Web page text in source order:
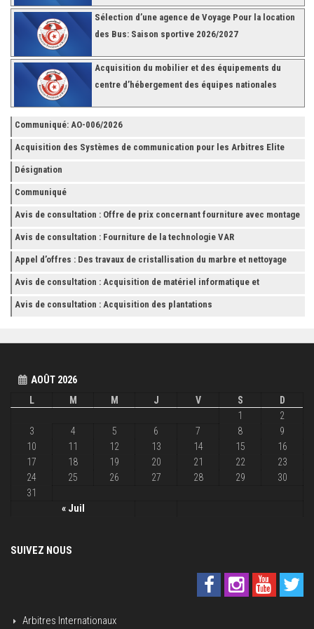
Sélection d’une agence de Voyage Pour la location
des Bus: Saison sportive 2026/2027
Acquisition du mobilier et des équipements du
centre d’hébergement des équipes nationales
Communiqué: AO-006/2026
Acquisition des Systèmes de communication pour les Arbitres Elite
Désignation
Communiqué
Avis de consultation : Offre de prix concernant fourniture avec montage
et finition de RAYONNAGES pour la Fédération Tunisienne de Football
Avis de consultation : Fourniture de la technologie VAR
Appel d’offres : Des travaux de cristallisation du marbre et nettoyage
des grès
Avis de consultation : Acquisition de matériel informatique et
Accessoires
Avis de consultation : Acquisition des plantations
AOÛT 2026
L
M M J V S D
« Juil
1
2
3
4 5 6 7 8
9
10
11 12 13 14 15
16
17
18 19 20 21 22
23
24
25 26 27 28 29
30
31
SUIVEZ NOUS
Arbitres Internationaux